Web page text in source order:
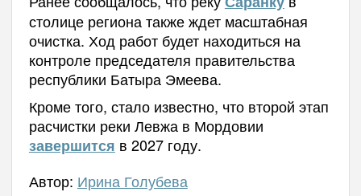
столице региона также ждет масштабная
очистка. Ход работ будет находиться на
контроле председателя правительства
республики Батыра Эмеева.
Кроме того, стало известно, что второй этап
расчистки реки Левжа в Мордовии
завершится в 2027 году.
Автор: Ирина Голубева